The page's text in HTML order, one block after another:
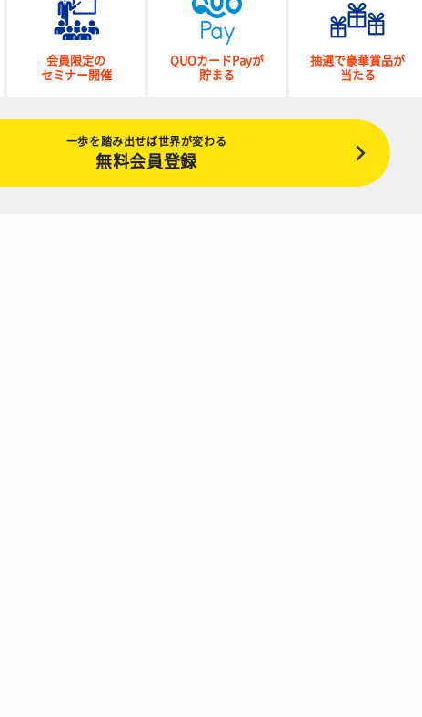
会員限定の
セミナー開催
QUOカードPayが
貯まる
抽選で豪華賞品が
当たる
一歩を踏み出せば世界が変わる
無料会員登録